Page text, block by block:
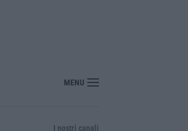
è uno strumento incredibile per gli imprenditori»
MENU
I nostri canali